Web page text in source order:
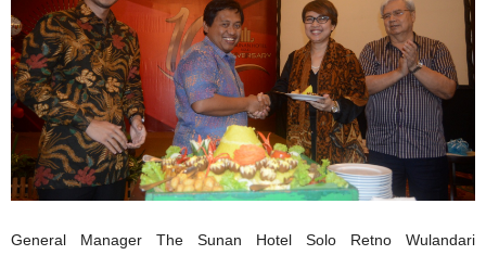
General Manager The Sunan Hotel Solo Retno Wulandari